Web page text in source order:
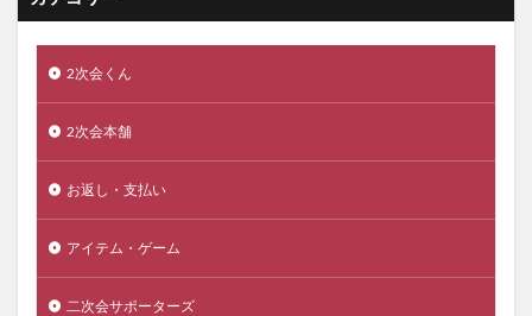
2次会くん
2次会本舗
お返し・支払い
アイテム・ゲーム
二次会サポーターズ